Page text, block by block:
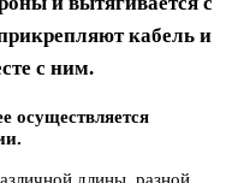
кабель и
с ним.
осуществляется
длины, разной